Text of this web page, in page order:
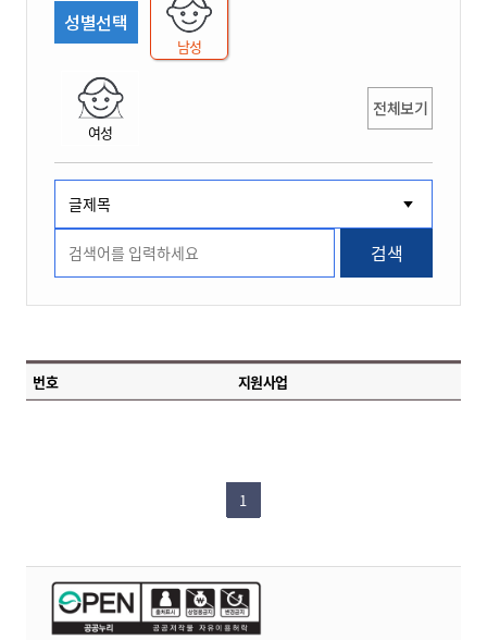
성별선택
남성
여성
전체보기
검색
번호 지원사업
1